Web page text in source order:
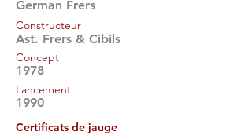
German Frers
Constructeur
Ast. Frers & Cibils
Concept
1978
Lancement
1990
Certificats de jauge